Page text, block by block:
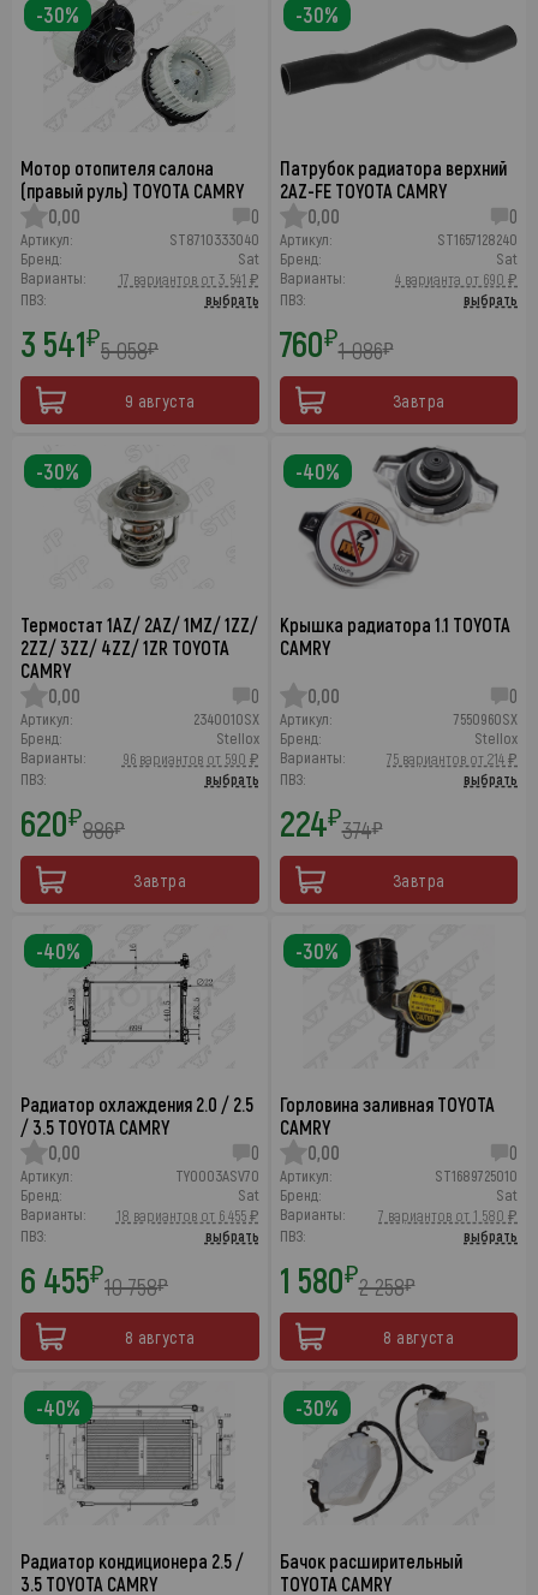
Мотор отопителя салона
(правый руль) TOYOTA CAMRY
0,00
0
Артикул:
ST8710333040
Бренд:
Sat
Варианты:
17 вариантов от 3 541 ₽
ПВЗ:
выбрать
3 541₽5 058₽
9 августа
-30%
Патрубок радиатора верхний
2AZ-FE TOYOTA CAMRY
0,00
0
Артикул:
ST1657128240
Бренд:
Sat
Варианты:
4 варианта от 690 ₽
ПВЗ:
выбрать
760₽1 086₽
Завтра
-30%
Термостат 1AZ/ 2AZ/ 1MZ/ 1ZZ/
2ZZ/ 3ZZ/ 4ZZ/ 1ZR TOYOTA
CAMRY
0,00
0
Артикул:
2340010SX
Бренд:
Stellox
Варианты:
96 вариантов от 590 ₽
ПВЗ:
выбрать
620₽886₽
Завтра
-30%
Крышка радиатора 1.1 TOYOTA
CAMRY
0,00 0
Артикул:
7550960SX
Бренд:
Stellox
Варианты:
75 вариантов от 214 ₽
ПВЗ:
выбрать
224₽374₽
Завтра
-40%
Радиатор охлаждения 2.0 / 2.5
/ 3.5 TOYOTA CAMRY
0,00
0
Артикул:
TY0003ASV70
Бренд:
Sat
Варианты:
18 вариантов от 6 455 ₽
ПВЗ:
выбрать
6 455₽10 758₽
8 августа
-40%
Горловина заливная TOYOTA
CAMRY
0,00
0
Артикул:
ST1689725010
Бренд:
Sat
Варианты:
7 вариантов от 1 580 ₽
ПВЗ:
выбрать
1 580₽2 258₽
8 августа
-30%
Радиатор кондиционера 2.5 /
3.5 TOYOTA CAMRY
-40%
Бачок расширительный
TOYOTA CAMRY
-30%